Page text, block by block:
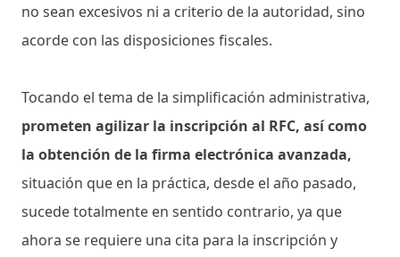
no sean excesivos ni a criterio de la autoridad, sino
acorde con las disposiciones fiscales.
Tocando el tema de la simplificación administrativa,
prometen agilizar la inscripción al RFC, así como
la obtención de la firma electrónica avanzada,
situación que en la práctica, desde el año pasado,
sucede totalmente en sentido contrario, ya que
ahora se requiere una cita para la inscripción y